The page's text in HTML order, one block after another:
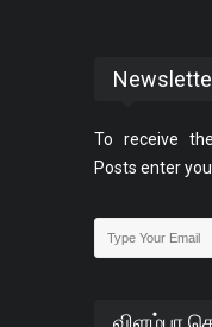
To receive
Posts enter